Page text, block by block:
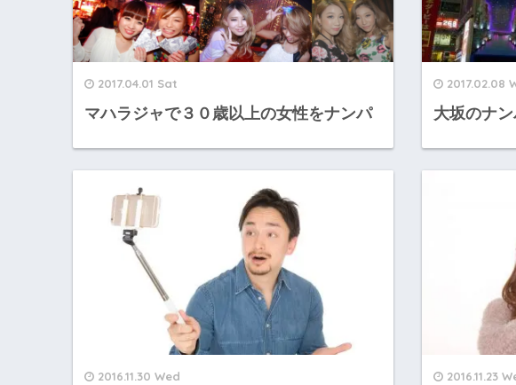
2017.04.01 Sat
マハラジャで３０歳以上の女性をナンパ
2017.02.08
大坂のナ
2016.11.30 Wed 2016.11.23